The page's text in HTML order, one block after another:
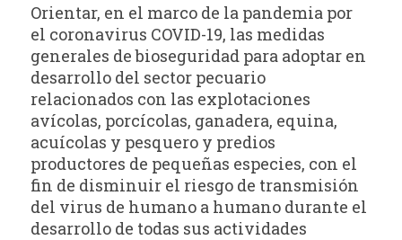
Orientar, en el marco de la pandemia por
el coronavirus COVID-19, las medidas
generales de bioseguridad para adoptar en
desarrollo del sector pecuario
relacionados con las explotaciones
avícolas, porcícolas, ganadera, equina,
acuícolas y pesquero y predios
productores de pequeñas especies, con el
fin de disminuir el riesgo de transmisión
del virus de humano a humano durante el
desarrollo de todas sus actividades